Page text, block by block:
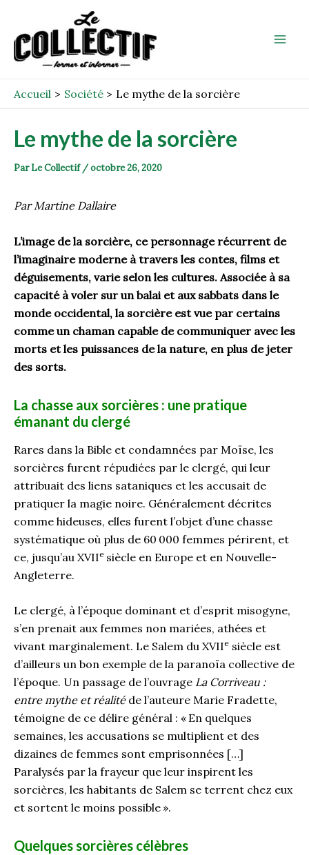
contenu
Accueil Société Le mythe de la sorcière
Le mythe de la sorcière
ParLe Collectif /octobre 26, 2020
Par Martine Dallaire
L’image de la sorcière, ce personnage récurrent de
l’imaginaire moderne à travers les contes, films et
déguisements, varie selon les cultures. Associée à sa
capacité à voler sur un balai et aux sabbats dans le
monde occidental, la sorcière est vue par certains
comme un chaman capable de communiquer avec les
morts et les puissances de la nature, en plus de jeter
des sorts.
La chasse aux sorcières : une pratique
émanant du clergé
Rares dans la Bible et condamnées par Moïse, les
sorcières furent répudiées par le clergé, qui leur
attribuait des liens sataniques et les accusait de
pratiquer la magie noire. Généralement décrites
comme hideuses, elles furent l’objet d’une chasse
systématique où plus de 60 000 femmes périrent, et
ce, jusqu’au XVIIe siècle en Europe et en Nouvelle-
Angleterre.
Le clergé, à l’époque dominant et d’esprit misogyne,
s’en prenait aux femmes non mariées, athées et
vivant marginalement. Le Salem du XVIIe siècle est
d’ailleurs un bon exemple de la paranoïa collective de
l’époque. Un passage de l’ouvrage La Corriveau :
entre mythe et réalitéde l’auteure Marie Fradette,
témoigne de ce délire général : « En quelques
semaines, les accusations se multiplient et des
dizaines de femmes sont emprisonnées […]
Paralysés par la frayeur que leur inspirent les
sorcières, les habitants de Salem se terrent chez eux
et sortent le moins possible ».
Quelques sorcières célèbres
navigation